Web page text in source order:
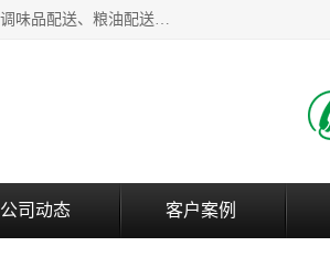
东莞市康隆膳食管理有限公司主要从事：蔬菜配送、食堂承包、企业工厂食堂承包、机关单位食堂承包、调味品配送、粮油配送、干货配送、副食配送、水果配送、海鲜配送等业务，东莞蔬菜配送电话，咨询在线客服。
公司动态 客户案例